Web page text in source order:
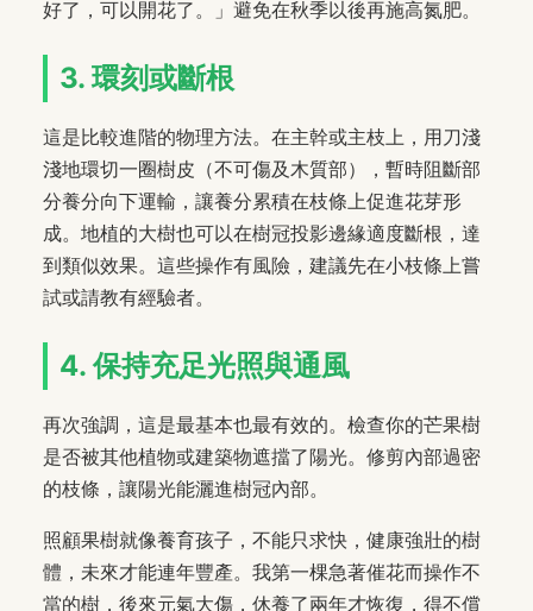
好了，可以開花了。」避免在秋季以後再施高氮肥。
3. 環刻或斷根
這是比較進階的物理方法。在主幹或主枝上，用刀淺
淺地環切一圈樹皮（不可傷及木質部），暫時阻斷部
分養分向下運輸，讓養分累積在枝條上促進花芽形
成。地植的大樹也可以在樹冠投影邊緣適度斷根，達
到類似效果。這些操作有風險，建議先在小枝條上嘗
試或請教有經驗者。
4. 保持充足光照與通風
再次強調，這是最基本也最有效的。檢查你的芒果樹
是否被其他植物或建築物遮擋了陽光。修剪內部過密
的枝條，讓陽光能灑進樹冠內部。
照顧果樹就像養育孩子，不能只求快，健康強壯的樹
體，未來才能連年豐產。我第一棵急著催花而操作不
當的樹，後來元氣大傷，休養了兩年才恢復，得不償